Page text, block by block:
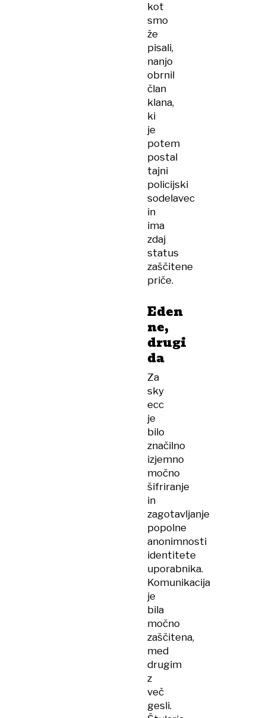
kot
smo
že
pisali,
nanjo
obrnil
član
klana,
ki
je
potem
postal
tajni
policijski
sodelavec
in
ima
zdaj
status
zaščitene
priče.
Eden
ne,
drugi
da
Za
sky
ecc
je
bilo
značilno
izjemno
močno
šifriranje
in
zagotavljanje
popolne
anonimnosti
identitete
uporabnika.
Komunikacija
je
bila
močno
zaščitena,
med
drugim
z
več
gesli.